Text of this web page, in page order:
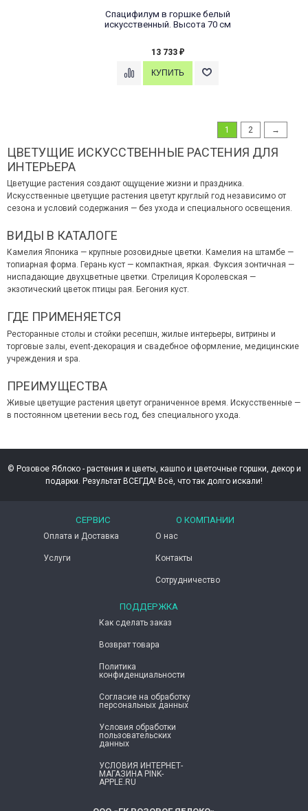
Спацифилум в горшке белый
искусственный. Высота 70 см
13 733 ₽
1 2 →
ЦВЕТУЩИЕ ИСКУССТВЕННЫЕ РАСТЕНИЯ ДЛЯ
ИНТЕРЬЕРА
Цветущие растения создают ощущение жизни и праздника.
Искусственные цветущие растения цветут круглый год независимо от
сезона и условий содержания — без ухода и специального освещения.
ВИДЫ В КАТАЛОГЕ
Камелия Японика — крупные розовидные цветки. Камелия на штамбе —
топиарная форма. Герань куст — компактная, яркая. Фуксия зонтичная —
ниспадающие двухцветные цветки. Стрелиция Королевская —
экзотический цветок птицы рая. Бегония куст.
ГДЕ ПРИМЕНЯЕТСЯ
Ресторанные столы и стойки ресепшн, жилые интерьеры, витрины и
торговые залы, event-декорация и свадебное оформление, медицинские
учреждения и spa.
ПРЕИМУЩЕСТВА
Живые цветущие растения цветут ограниченное время. Искусственные —
в постоянном цветении весь год, без специального ухода.
© Розовое Яблоко - растения и цветы, кашпо и цветочные горшки, декор и
подарки. Результат ВСЕГДА! Всё, что так долго искали!
СЕРВИС
Оплата и Доставка
Услуги
О КОМПАНИИ
О нас
Контакты
Сотрудничество
ПОДДЕРЖКА
Как сделать заказ
Возврат товара
Политика
конфиденциальности
Согласие ​на обработку
персональных данных
Условия обработки
пользовательских
данных
УСЛОВИЯ ИНТЕРНЕТ-
МАГАЗИНА PINK-
APPLE.RU